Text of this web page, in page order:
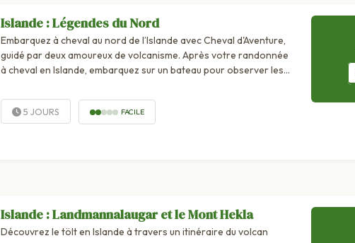
Islande : Légendes du Nord
Embarquez à cheval au nord de l’Islande avec Cheval d'Aventure,
guidé par deux amoureux de volcanisme. Après votre randonnée
à cheval en Islande, embarquez sur un bateau pour observer les
5 JOURS FACILE
Islande : Landmannalaugar et le Mont Hekla
Découvrez le tölt en Islande à travers un itinéraire du volcan